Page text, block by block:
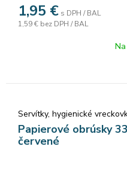
1,95 € s DPH / BAL
1,59 € bez DPH / BAL
Servítky, hygienické
Papierové obrúsky
červené